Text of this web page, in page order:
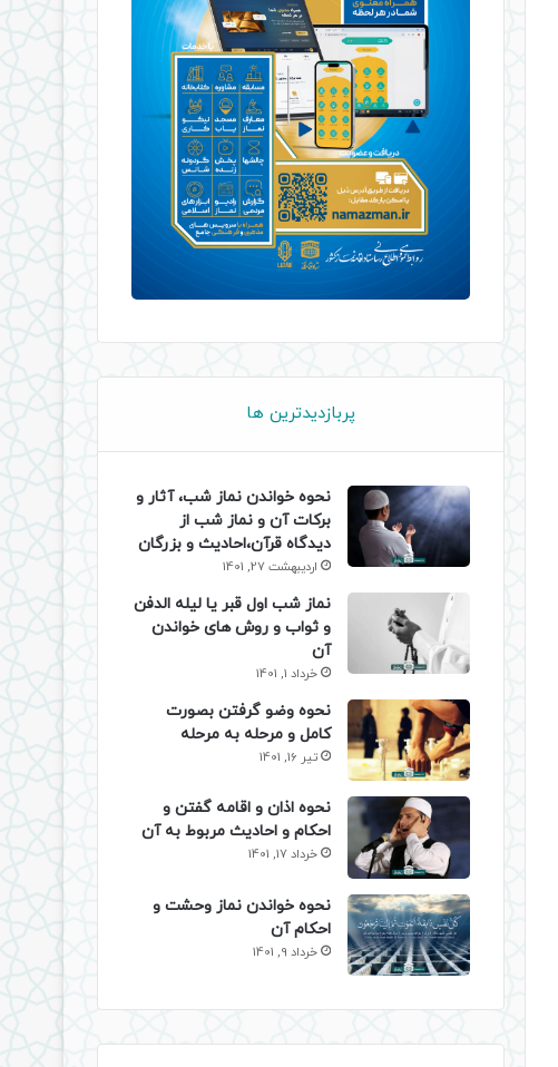
پربازدیدترین ها
نحوه خواندن نماز شب، آثار و
برکات آن و نماز شب از
دیدگاه قرآن،احادیث و بزرگان
اردیبهشت 27, 1401
نماز شب اول قبر یا لیله الدفن
و ثواب و روش های خواندن
آن
خرداد 1, 1401
نحوه وضو گرفتن بصورت
کامل و مرحله به مرحله
تیر 16, 1401
نحوه اذان و اقامه گفتن و
احکام و احادیث مربوط به آن
خرداد 17, 1401
نحوه خواندن نماز وحشت و
احکام آن
خرداد 9, 1401